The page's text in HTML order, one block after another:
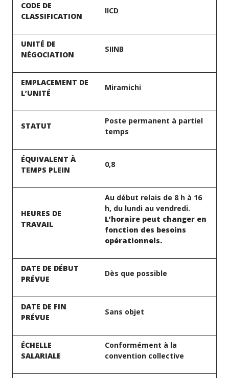
CODE DE
CLASSIFICATION
IICD
UNITÉ DE
NÉGOCIATION
SIINB
EMPLACEMENT DE
L’UNITÉ
Miramichi
STATUT
Poste permanent à partiel
temps
ÉQUIVALENT À
TEMPS PLEIN
0,8
HEURES DE
TRAVAIL
Au début relais de 8 h à 16
h, du lundi au vendredi.
L’horaire peut changer en
fonction des besoins
opérationnels.
DATE DE DÉBUT
PRÉVUE
Dès que possible
DATE DE FIN
PRÉVUE
Sans objet
ÉCHELLE
SALARIALE
Conformément à la
convention collective